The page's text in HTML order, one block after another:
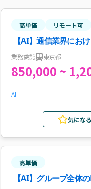
高単価 リモート可
【AI】通信業界にお
業務委託 東京都
850,000 ~
AI
気になる
高単価
【AI】グループ全体